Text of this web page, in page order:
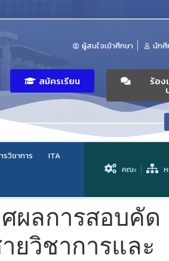
ผู้สนใจเข้าศึกษา นักศึ
สมัครเรียน ร้อง
รวิชาการ ITA
คณะ
ผลการสอบคัด
ยวิชาการและ